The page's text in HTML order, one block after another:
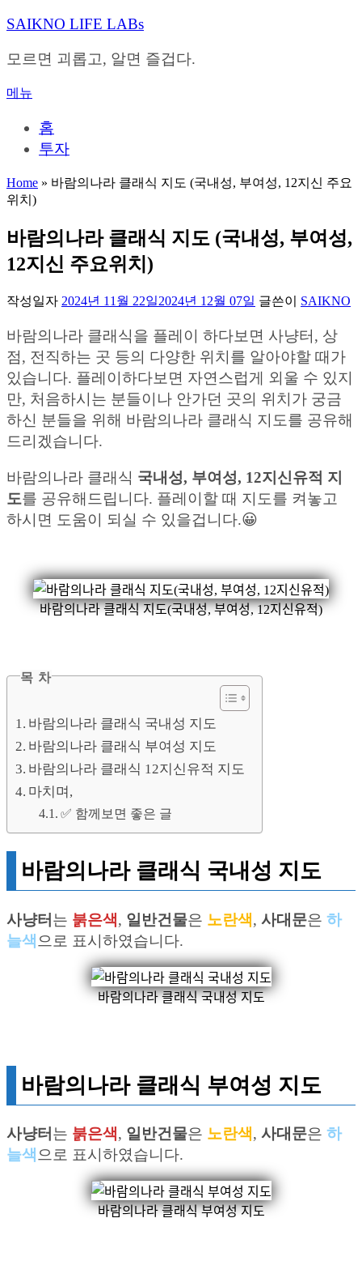
내
으
바
SAIKNO LIFE LABs
모르면 괴롭고, 알면 즐겁다.
메뉴
홈
투자
Home » 바람의나라 클래식 지도 (국내성, 부여성, 12지신 주요
위치)
바람의나라 클래식 지도 (국내성, 부여성,
12지신 주요위치)
작성일자 2024년 11월 22일2024년 12월 07일 글쓴이 SAIKNO
바람의나라 클래식을 플레이 하다보면 사냥터, 상
점, 전직하는 곳 등의 다양한 위치를 알아야할 때가
있습니다. 플레이하다보면 자연스럽게 외울 수 있지
만, 처음하시는 분들이나 안가던 곳의 위치가 궁금
하신 분들을 위해 바람의나라 클래식 지도를 공유해
드리겠습니다.
바람의나라 클래식 국내성, 부여성, 12지신유적 지
도를 공유해드립니다. 플레이할 때 지도를 켜놓고
하시면 도움이 되실 수 있을겁니다.😀
바람의나라 클래식 지도(국내성, 부여성, 12지신유적)
목 차
바람의나라 클래식 국내성 지도
바람의나라 클래식 부여성 지도
바람의나라 클래식 12지신유적 지도
마치며,
✅ 함께보면 좋은 글
바람의나라 클래식 국내성 지도
사냥터 는 붉은색, 일반건물은 노란색, 사대문은 하
늘색 으로 표시하였습니다.
바람의나라 클래식 국내성 지도
바람의나라 클래식 부여성 지도
사냥터 는 붉은색, 일반건물은 노란색, 사대문은 하
늘색 으로 표시하였습니다.
바람의나라 클래식 부여성 지도